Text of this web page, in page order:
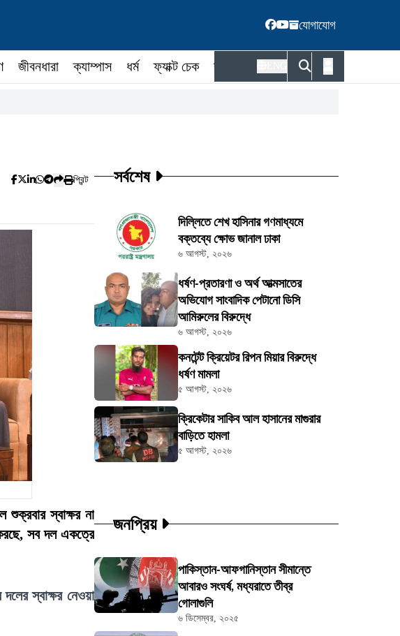
যোগাযোগ
জীবনধারা ক্যাম্পাস ধর্ম ফ্যাক্ট চেক কর্মকর্তা
প্রিন্ট
স্বাক্ষর না
সব দল একত্রে
স্বাক্ষর নেওয়া
সর্বশেষ
দিল্লিতে শেখ হাসিনার গণমাধ্যমে
বক্তব্যে ক্ষোভ জানাল ঢাকা
৬ আগস্ট, ২০২৬
ধর্ষণ-প্রতারণা ও অর্থ আত্মসাতের
অভিযোগ সাংবাদিক পেটানো ডিসি
আমিরুলের বিরুদ্ধে
৬ আগস্ট, ২০২৬
কনটেন্ট ক্রিয়েটর রিপন মিয়ার বিরুদ্ধে
ধর্ষণ মামলা
৫ আগস্ট, ২০২৬
ক্রিকেটার সাকিব আল হাসানের মাগুরার
বাড়িতে হামলা
৫ আগস্ট, ২০২৬
জনপ্রিয়
পাকিস্তান-আফগানিস্তান সীমান্তে
আবারও সংঘর্ষ, মধ্যরাতে তীব্র
গোলাগুলি
৬ ডিসেম্বর, ২০২৫